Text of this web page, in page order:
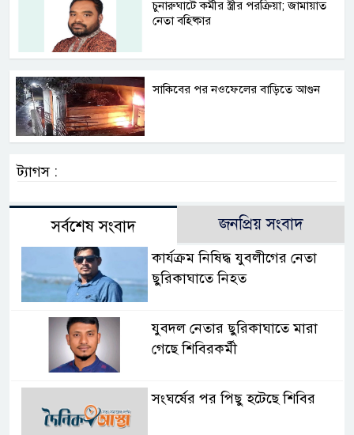
চুনারুঘাটে কর্মীর স্ত্রীর পরক্রিয়া; জামায়াত
নেতা বহিষ্কার
সাকিবের পর নওফেলের বাড়িতে আগুন
ট্যাগস :
সর্বশেষ সংবাদ জনপ্রিয় সংবাদ
কার্যক্রম নিষিদ্ধ যুবলীগের নেতা
ছুরিকাঘাতে নিহত
যুবদল নেতার ছুরিকাঘাতে মারা
গেছে শিবিরকর্মী
সংঘর্ষের পর পিছু হটেছে শিবির